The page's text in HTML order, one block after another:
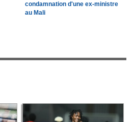
condamnation d'une ex-ministre
au Mali